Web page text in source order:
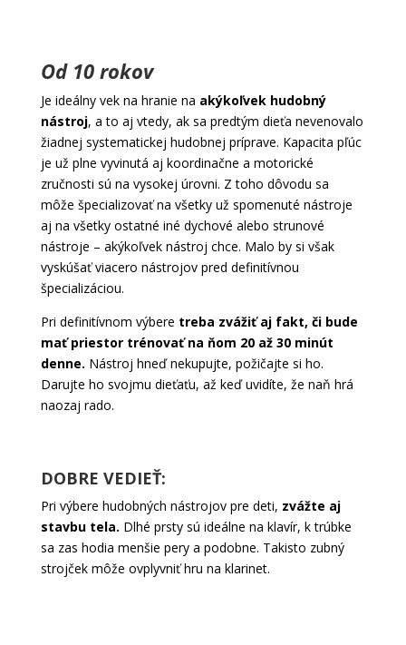
Od 10 rokov
Je ideálny vek na hranie na akýkoľvek hudobný
nástroj, a to aj vtedy, ak sa predtým dieťa nevenovalo
žiadnej systematickej hudobnej príprave. Kapacita pľúc
je už plne vyvinutá aj koordinačne a motorické
zručnosti sú na vysokej úrovni. Z toho dôvodu sa
môže špecializovať na všetky už spomenuté nástroje
aj na všetky ostatné iné dychové alebo strunové
nástroje – akýkoľvek nástroj chce. Malo by si však
vyskúšať viacero nástrojov pred definitívnou
špecializáciou.
Pri definitívnom výbere treba zvážiť aj fakt, či bude
mať priestor trénovať na ňom 20 až 30 minút
denne. Nástroj hneď nekupujte, požičajte si ho.
Darujte ho svojmu dieťaťu, až keď uvidíte, že naň hrá
naozaj rado.
DOBRE VEDIEŤ:
Pri výbere hudobných nástrojov pre deti, zvážte aj
stavbu tela. Dlhé prsty sú ideálne na klavír, k trúbke
sa zas hodia menšie pery a podobne. Takisto zubný
strojček môže ovplyvniť hru na klarinet.